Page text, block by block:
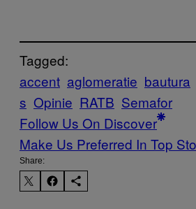
Tagged:
accent aglomeratie bautura
s Opinie RATB Semafor
Follow Us On Discover
Make Us Preferred In Top
Share: